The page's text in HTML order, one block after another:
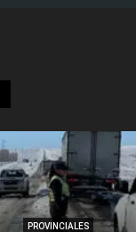
PROVINCIALES